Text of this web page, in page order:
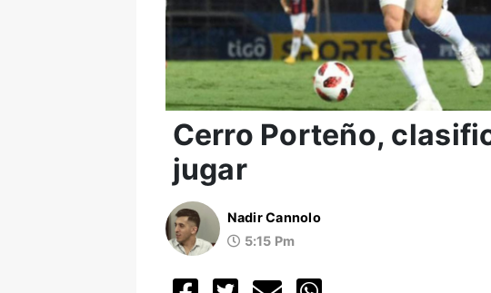
Cerro Porteño,
jugar
Nadir Cannolo
5:15 Pm